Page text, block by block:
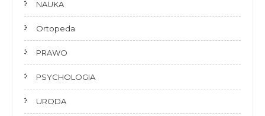
NAUKA
Ortopeda
PRAWO
PSYCHOLOGIA
URODA